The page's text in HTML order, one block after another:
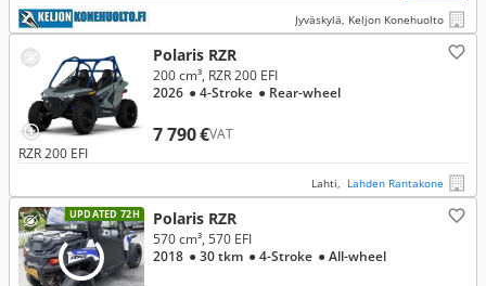
Jyväskylä, Keljon Konehuolto
Polaris RZR
7 790 €VAT
200 cm³, RZR 200 EFI
2026 ● 4-Stroke ● Rear-wheel
RZR 200 EFI
Lahti, Lahden Rantakone
UPDATED 72H Polaris RZR
570 cm³, 570 EFI
2018 ● 30 tkm ● 4-Stroke ● All-wheel